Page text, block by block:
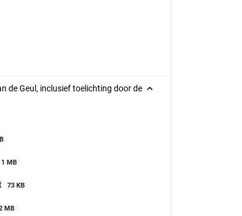
de Geul, inclusief toelichting door de
1 MB
73 KB
MB